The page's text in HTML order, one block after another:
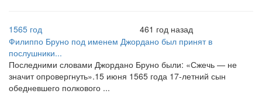
1565 год
461 год назад
Филиппо Бруно под именем Джордано был принят в
послушники...
Последними словами Джордано Бруно были: «Сжечь — не
значит опровергнуть».15 июня 1565 года 17-летний сын
обедневшего полкового ...